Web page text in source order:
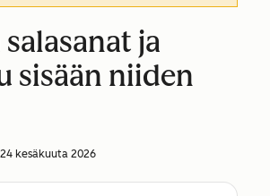
ja
sisään niiden
24 kesäkuuta 2026